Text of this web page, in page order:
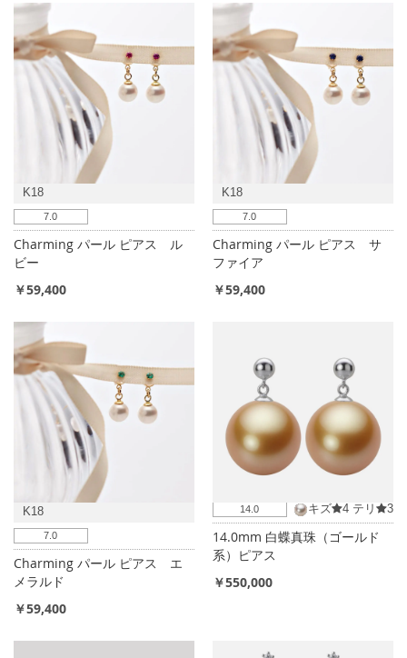
K18
7.0
Charming パール ピアス ル
ビー
￥59,400
K18
7.0
Charming パール ピアス サ
ファイア
￥59,400
K18
7.0
Charming パール ピアス エ
メラルド
￥59,400
14.0 キズ 4 テリ 3
14.0mm 白蝶真珠（ゴールド
系）ピアス
￥550,000